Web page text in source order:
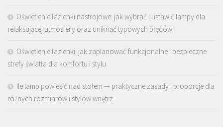
Oświetlenie łazienki nastrojowe: jak wybrać i ustawić lampy dla
relaksującej atmosfery oraz uniknąć typowych błędów
Oświetlenie łazienki: jak zaplanować funkcjonalne i bezpieczne
strefy światła dla komfortu i stylu
Ile lamp powiesić nad stołem — praktyczne zasady i proporcje dla
różnych rozmiarów i stylów wnętrz